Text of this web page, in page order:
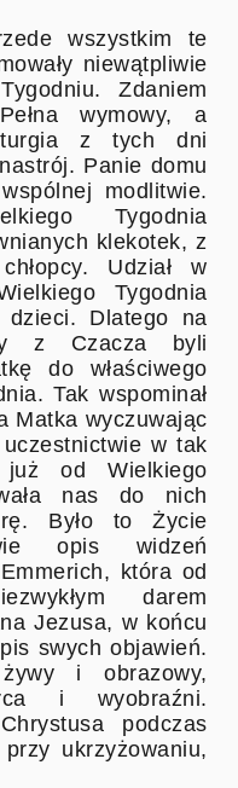
wszystkim te
niewątpliwie
Zdaniem
wymowy, a
z tych dni
Panie domu
modlitwie.
Tygodnia
klekotek, z
Udział w
Tygodnia
dzieci. Dlatego na
z Czacza byli
do właściwego
Tak wspominał
Matka wyczuwając
w tak
już od Wielkiego
nas do nich
Było to Życie
opis widzeń
która od
darem
Jezusa, w końcu
swych objawień.
i obrazowy,
i wyobraźni.
podczas
ukrzyżowaniu,